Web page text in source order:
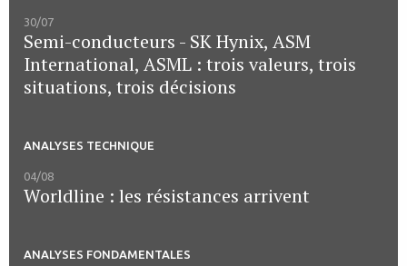
30/07
Semi-conducteurs - SK Hynix, ASM
International, ASML : trois valeurs, trois
situations, trois décisions
ANALYSES TECHNIQUE
04/08
Worldline : les résistances arrivent
ANALYSES FONDAMENTALES